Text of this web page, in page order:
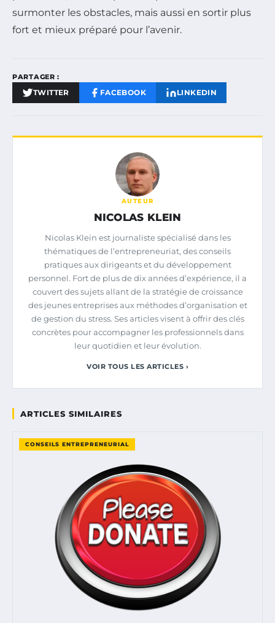
surmonter les obstacles, mais aussi en sortir plus
fort et mieux préparé pour l’avenir.
PARTAGER :
TWITTER FACEBOOK LINKEDIN
AUTEUR
NICOLAS KLEIN
Nicolas Klein est journaliste spécialisé dans les
thématiques de l’entrepreneuriat, des conseils
pratiques aux dirigeants et du développement
personnel. Fort de plus de dix années d’expérience, il a
couvert des sujets allant de la stratégie de croissance
des jeunes entreprises aux méthodes d’organisation et
de gestion du stress. Ses articles visent à offrir des clés
concrètes pour accompagner les professionnels dans
leur quotidien et leur évolution.
VOIR TOUS LES ARTICLES ›
ARTICLES SIMILAIRES
CONSEILS ENTREPRENEURIAL